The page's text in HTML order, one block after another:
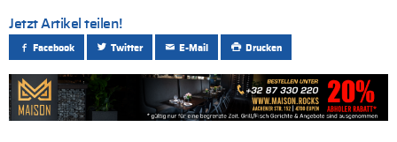
Jetzt Artikel teilen!
Facebook Twitter E-Mail Drucken